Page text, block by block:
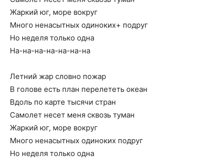
Жаркий юг, море вокруг
Много ненасытных одиноких+ подруг
Но неделя только одна
На-на-на-на-на-на-на
Летний жар словно пожар
В голове есть план перелететь океан
Вдоль по карте тысячи стран
Самолет несет меня сквозь туман
Жаркий юг, море вокруг
Много ненасытных одиноких подруг
Но неделя только одна